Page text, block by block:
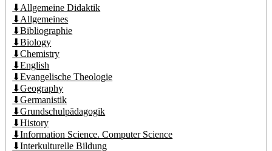
⬇Allgemeine Didaktik
⬇Allgemeines
⬇Bibliographie
⬇Biology
⬇Chemistry
⬇English
⬇Evangelische Theologie
⬇Geography
⬇Germanistik
⬇Grundschulpädagogik
⬇History
⬇Information Science. Computer Science
⬇Interkulturelle Bildung